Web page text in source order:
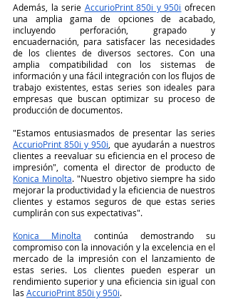
Además, la serie AccurioPrint 850i y 950i ofrecen
una amplia gama de opciones de acabado,
incluyendo perforación, grapado y
encuadernación, para satisfacer las necesidades
de los clientes de diversos sectores. Con una
amplia compatibilidad con los sistemas de
información y una fácil integración con los flujos de
trabajo existentes, estas series son ideales para
empresas que buscan optimizar su proceso de
producción de documentos.
AccurioPrint 850i y 950i , que ayudarán a nuestros
clientes a reevaluar su eficiencia en el proceso de
Konica Minolta. "Nuestro objetivo siempre ha sido
mejorar la productividad y la eficiencia de nuestros
clientes y estamos seguros de que estas series
cumplirán con sus expectativas".
Konica Minolta continúa demostrando su
compromiso con la innovación y la excelencia en el
mercado de la impresión con el lanzamiento de
estas series. Los clientes pueden esperar un
rendimiento superior y una eficiencia sin igual con
las AccurioPrint 850i y 950i.